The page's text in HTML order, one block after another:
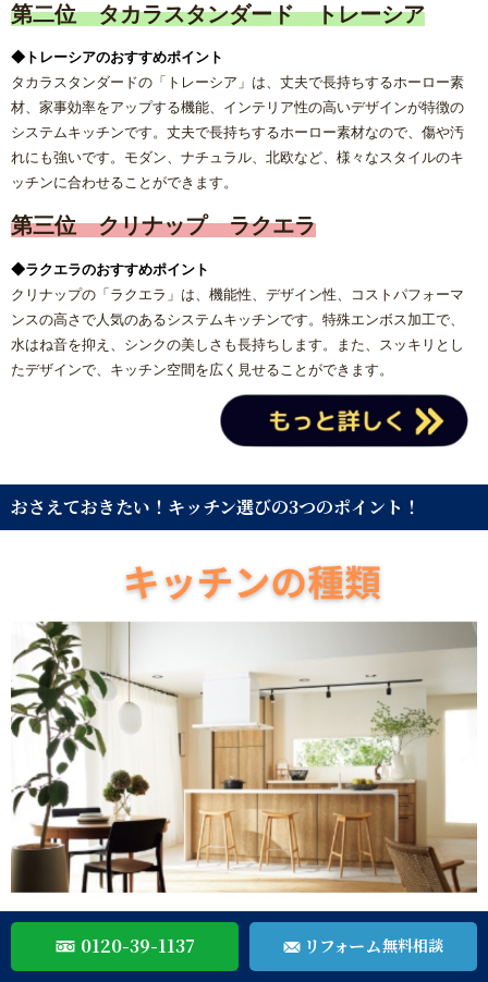
第二位 タカラスタンダード トレーシア
◆トレーシアのおすすめポイント
タカラスタンダードの「トレーシア」は、 丈夫で長持ちするホーロー素
材、家事効率をアップする機能、インテリア性の高いデザインが特徴の
システムキッチンです。丈夫で長持ちするホーロー素材なので、傷や汚
れにも強いです。モダン、ナチュラル、北欧など、様々なスタイルのキ
ッチンに合わせることができます。
第三位 クリナップ ラクエラ
◆ラクエラのおすすめポイント
クリナップの「ラクエラ」は、 機能性、デザイン性、コストパフォーマ
ンスの高さで人気のあるシステムキッチンです。特殊エンボス加工で、
水はね音を抑え、シンクの美しさも長持ちします。また、スッキリとし
たデザインで、キッチン空間を広く見せることができます。
おさえておきたい！キッチン選びの3つのポイント！
0120-39-1137 リフォーム無料相談